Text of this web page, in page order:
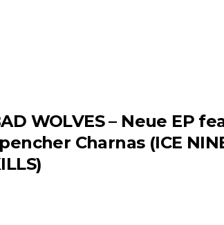
WOLVES – Neue EP
Charnas (ICE